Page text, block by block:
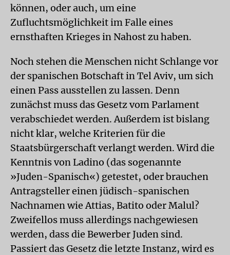
können, oder auch, um eine
Zufluchtsmöglichkeit im Falle eines
ernsthaften Krieges in Nahost zu haben.
Noch stehen die Menschen nicht Schlange vor
der spanischen Botschaft in Tel Aviv, um sich
einen Pass ausstellen zu lassen. Denn
zunächst muss das Gesetz vom Parlament
verabschiedet werden. Außerdem ist bislang
nicht klar, welche Kriterien für die
Staatsbürgerschaft verlangt werden. Wird die
Kenntnis von Ladino (das sogenannte
»Juden-Spanisch«) getestet, oder brauchen
Antragsteller einen jüdisch-spanischen
Nachnamen wie Attias, Batito oder Malul?
Zweifellos muss allerdings nachgewiesen
werden, dass die Bewerber Juden sind.
Passiert das Gesetz die letzte Instanz, wird es